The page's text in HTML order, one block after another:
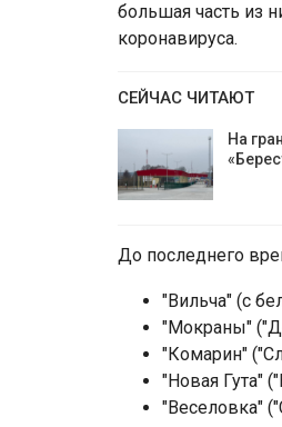
большая часть из
коронавируса.
СЕЙЧАС ЧИТАЮТ
На
До последнего
"Вильча" (с
"Мокраны"
"Комарин"
"Новая Гута"
"Веселовка"